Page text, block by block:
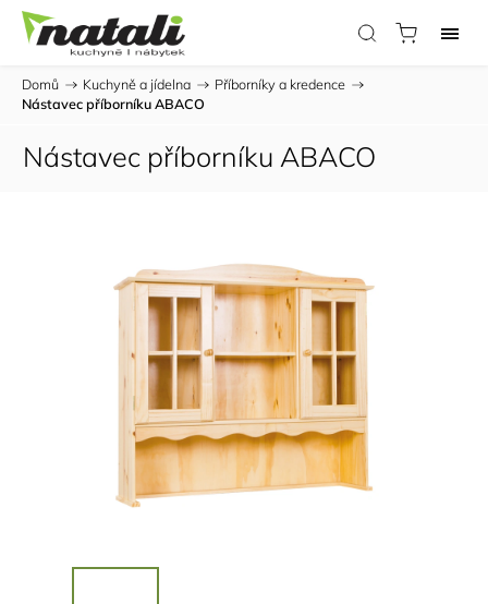
Domů / Kuchyně a jídelna / Příborníky a kredence /
Nástavec příborníku ABACO
Nástavec příborníku ABACO